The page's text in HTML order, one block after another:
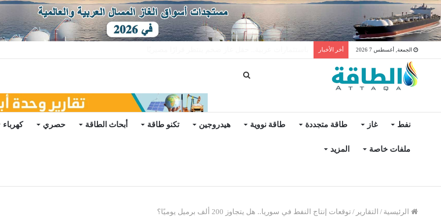
الجمعة, أغسطس 7 2026 أخر الأخبار
نفط غاز طاقة متجددة طاقة نووية هيدروجين تكنو طاقة أبحاث الطاقة حصري كهرباء
ملفات خاصة المزيد
الرئيسية / التقارير /توقعات إنتاج النفط في سوريا.. هل يتجاوز 200 ألف برميل يوميًا؟